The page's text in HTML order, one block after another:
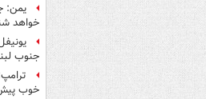
یمن:
خواهد
جنوب
خوب